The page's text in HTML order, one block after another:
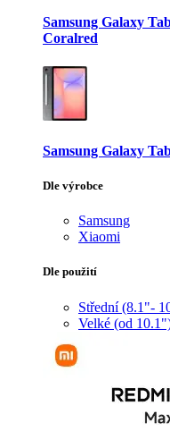
Samsung Galaxy
Coralred
Samsung Galaxy
Dle výrobce
Samsung
Xiaomi
Dle použití
Střední (8.1"-
Velké (od